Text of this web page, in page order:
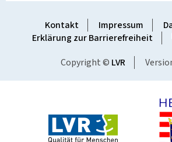
Kontakt Impressum
Erklärung zur Barrierefreiheit
Copyright © LVR